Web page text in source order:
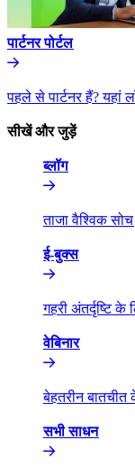
पार्टनर पोर्टल​​
पहले से पार्टनर हैं? यहां
सीखें और जुड़ें​​
ब्लॉग​​
ताजा वैश्विक सोच​​
ई-बुक्स​​
गहरी अंतर्दृष्टि के
वेबिनार​​
बेहतरीन
सभी साधन​​